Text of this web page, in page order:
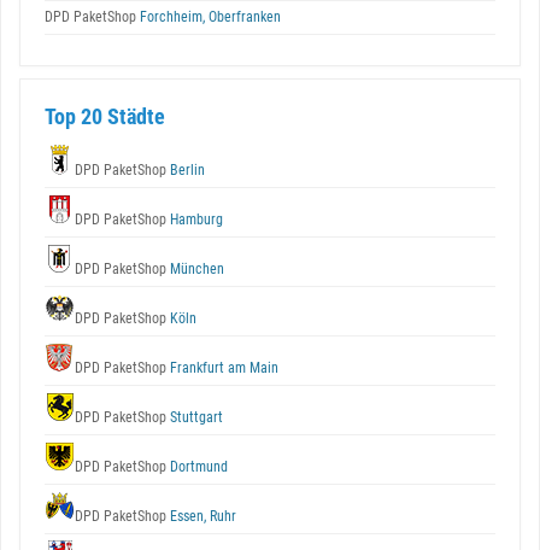
DPD PaketShop Forchheim, Oberfranken
Top 20 Städte
DPD PaketShop Berlin
DPD PaketShop Hamburg
DPD PaketShop München
DPD PaketShop Köln
DPD PaketShop Frankfurt am Main
DPD PaketShop Stuttgart
DPD PaketShop Dortmund
DPD PaketShop Essen, Ruhr